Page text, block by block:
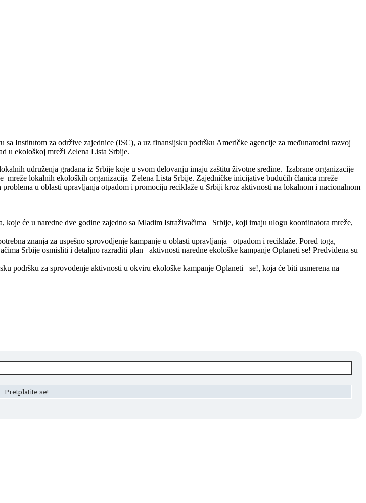
Institutom za održive zajednice (ISC), a uz finansijsku podršku Američke agencije za međunarodni razvoj
u ekološkoj mreži Zelena Lista Srbije.
udruženja građana iz Srbije koje u svom delovanju imaju zaštitu životne sredine. Izabrane organizacije
mreže lokalnih ekoloških organizacija Zelena Lista Srbije. Zajedničke inicijative budućih članica mreže
u oblasti upravljanja otpadom i promociju reciklaže u Srbiji kroz aktivnosti na lokalnom i nacionalnom
će u naredne dve godine zajedno sa Mladim Istraživačima Srbije, koji imaju ulogu koordinatora mreže,
znanja za uspešno sprovodjenje kampanje u oblasti upravljanja otpadom i reciklaže. Pored toga,
Srbije osmisliti i detaljno razraditi plan aktivnosti naredne ekološke kampanje Oplaneti se! Predviđena su
podršku za sprovođenje aktivnosti u okviru ekološke kampanje Oplaneti se!, koja će biti usmerena na